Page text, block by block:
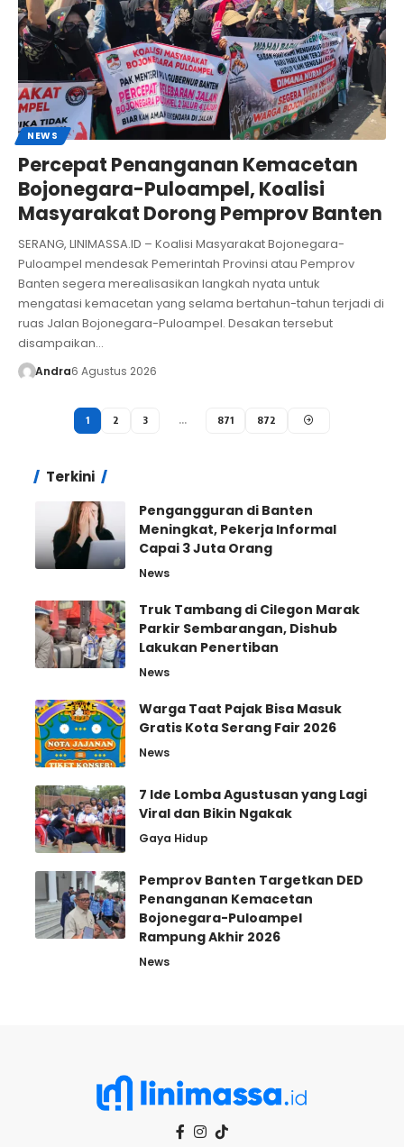
NEWS
Percepat Penanganan Kemacetan
Bojonegara-Puloampel, Koalisi
Masyarakat Dorong Pemprov Banten
SERANG, LINIMASSA.ID – Koalisi Masyarakat Bojonegara-
Puloampel mendesak Pemerintah Provinsi atau Pemprov
Banten segera merealisasikan langkah nyata untuk
mengatasi kemacetan yang selama bertahun-tahun terjadi di
ruas Jalan Bojonegara-Puloampel. Desakan tersebut
disampaikan…
Andra6 Agustus 2026
1 2 3 … 871 872
Terkini
Pengangguran di Banten
Meningkat, Pekerja Informal
Capai 3 Juta Orang
News
Truk Tambang di Cilegon Marak
Parkir Sembarangan, Dishub
Lakukan Penertiban
News
Warga Taat Pajak Bisa Masuk
Gratis Kota Serang Fair 2026
News
7 Ide Lomba Agustusan yang Lagi
Viral dan Bikin Ngakak
Gaya Hidup
Pemprov Banten Targetkan DED
Penanganan Kemacetan
Bojonegara-Puloampel
Rampung Akhir 2026
News